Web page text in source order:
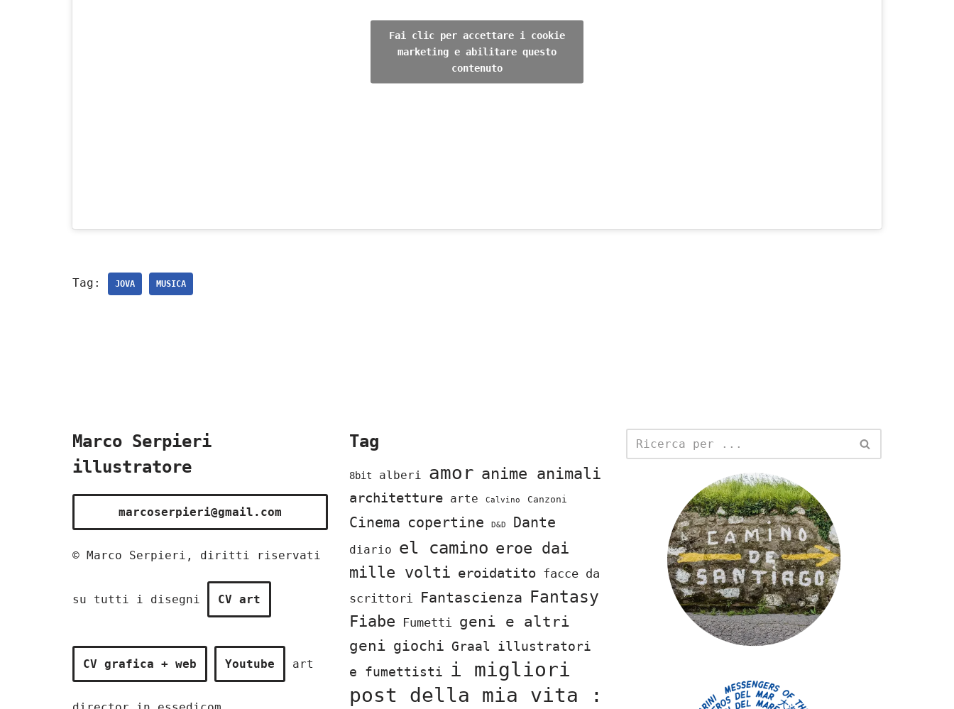
Fai clic per accettare i cookie
marketing e abilitare questo
contenuto
Tag: JOVA MUSICA
Marco Serpieri
illustratore
marcoserpieri@gmail.com
© Marco Serpieri, diritti riservati
su tutti i disegni CV art
CV grafica + web Youtube art
Tag
8bit alberi amor anime animali
architetture arte Calvino Canzoni
Cinema copertine D&D Dante
diario el camino eroe dai
mille volti eroidatito facce da
scrittori
Fantascienza Fantasy
Fiabe Fumetti geni e altri
geni giochi Graal
illustratori
e fumettisti
i migliori
post della mia vita :